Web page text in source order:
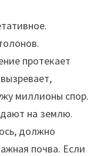
протекает
миллионы спор.
на землю.
должно
почва. Если